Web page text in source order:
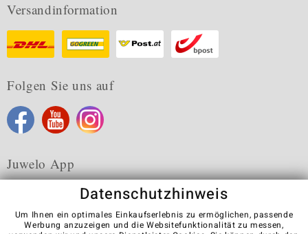
Versandinformation
Folgen Sie uns auf
Juwelo App
Datenschutzhinweis
Um Ihnen ein optimales Einkaufserlebnis zu ermöglichen, passende
Werbung anzuzeigen und die Websitefunktionalität zu messen,